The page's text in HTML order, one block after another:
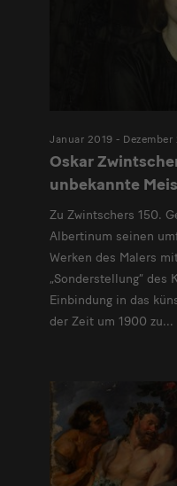
Januar 2019 - Dezember
Oskar
unbekannte
Zu Zwintschers 150.
Albertinum seinen
Werken des Malers
„Sonderstellung“ des
Einbindung in das
der Zeit um 1900 zu...